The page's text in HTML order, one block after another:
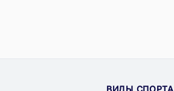
ВИДЫ СПОРТА